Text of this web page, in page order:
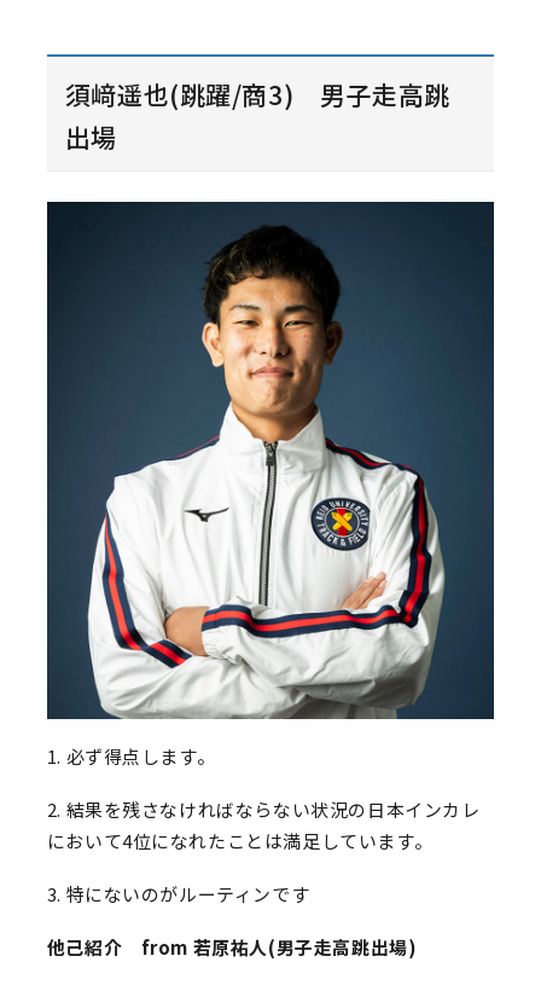
須﨑遥也(跳躍/商3) 男子走高跳
出場
1. 必ず得点します。
2. 結果を残さなければならない状況の日本インカレ
において4位になれたことは満足しています。
3. 特にないのがルーティンです
他己紹介 from 若原祐人(男子走高跳出場)